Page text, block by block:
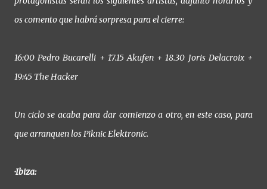
os comento que habrá sorpresa para el cierre:
16:00 Pedro Bucarelli + 17.15 Akufen + 18.30 Joris Delacroix +
19:45 The Hacker
Un ciclo se acaba para dar comienzo a otro, en este caso, para
que arranquen los Piknic Elektronic.
·Ibiza: